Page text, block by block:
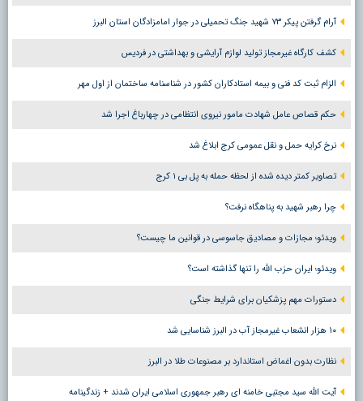
آرام گرفتن پیکر ۷۳ شهید جنگ تحمیلی در جوار امامزادگان استان البرز
کشف کارگاه غیرمجاز تولید لوازم آرایشی و بهداشتی در فردیس
الزام ثبت کد فنی و بیمه استادکاران کشور در شناسنامه ساختمان از اول مهر
حکم قصاص عامل شهادت مامور نیروی انتظامی در چهارباغ اجرا شد
نرخ کرایه حمل و نقل عمومی کرج ابلاغ شد
تصاویر کمتر دیده شده از لحظه حمله به پل بی ۱ کرج
چرا رهبر شهید به پناهگاه نرفت؟
ویدئو؛ مجازات و مصادیق جاسوسی در قوانین ما چیست؟
ویدئو؛ ایران حزب الله را تنها گذاشته است؟
دستورات مهم پزشکیان برای شرایط جنگی
۱۰ هزار انشعاب غیرمجاز آب در البرز شناسایی شد
نظارت بدون اغماض استاندارد بر مصنوعات طلا در البرز
آیت الله سید مجتبی خامنه ای رهبر جمهوری اسلامی ایران شدند + زندگینامه